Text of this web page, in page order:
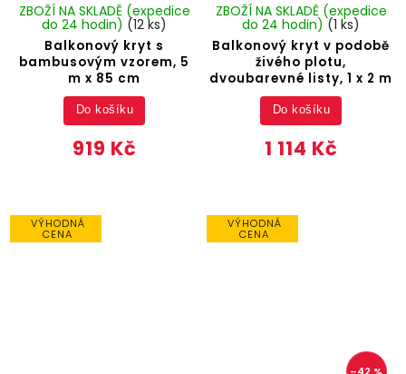
Balkonový kryt s
bambusovým vzorem, 5
m x 85 cm
ZBOŽÍ NA SKLADĚ (expedice
do 24 hodin) (12 ks)
919 Kč
Do košíku
Balkonový kryt v podobě
živého plotu,
dvoubarevné listy, 1 x 2 m
ZBOŽÍ NA SKLADĚ (expedice
do 24 hodin)(1 ks)
1 114 Kč
Do košíku
VÝHODNÁ
CENA
VÝHODNÁ
CENA